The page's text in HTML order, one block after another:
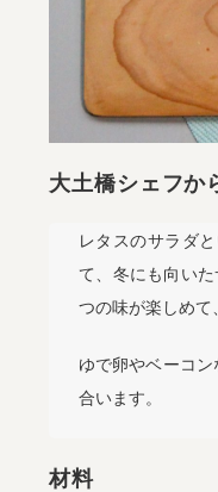
大土橋シェフか
レタスのサラダ
て、冬にも向い
つの味が楽しめて
ゆで卵やベーコ
合います。
材料